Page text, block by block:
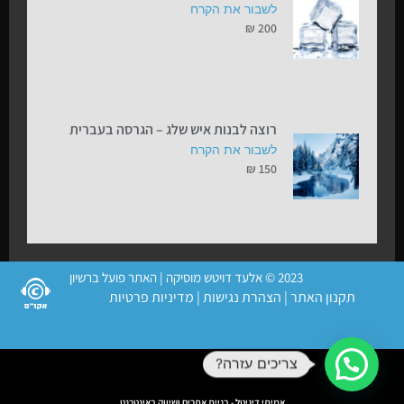
לשבור את הקרח
₪ 200
רוצה לבנות איש שלג – הגרסה בעברית
לשבור את הקרח
₪ 150
2023 © אלעד דויטש מוסיקה | האתר פועל ברשיון
תקנון האתר| הצהרת נגישות| מדיניות פרטיות
צריכים עזרה?